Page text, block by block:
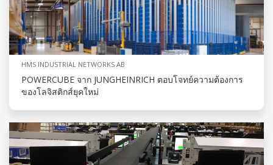
HMS INDUSTRIAL NETWORKS AB
POWERCUBE จาก JUNGHEINRICH ตอบโจทย์ความต้องการ
ของโลจิสติกส์ยุคใหม่